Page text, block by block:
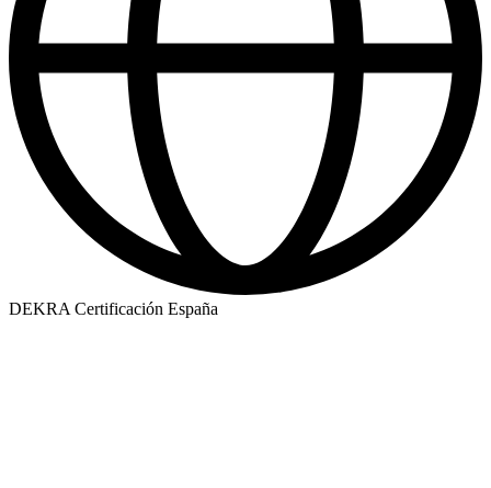
DEKRA Certificación España